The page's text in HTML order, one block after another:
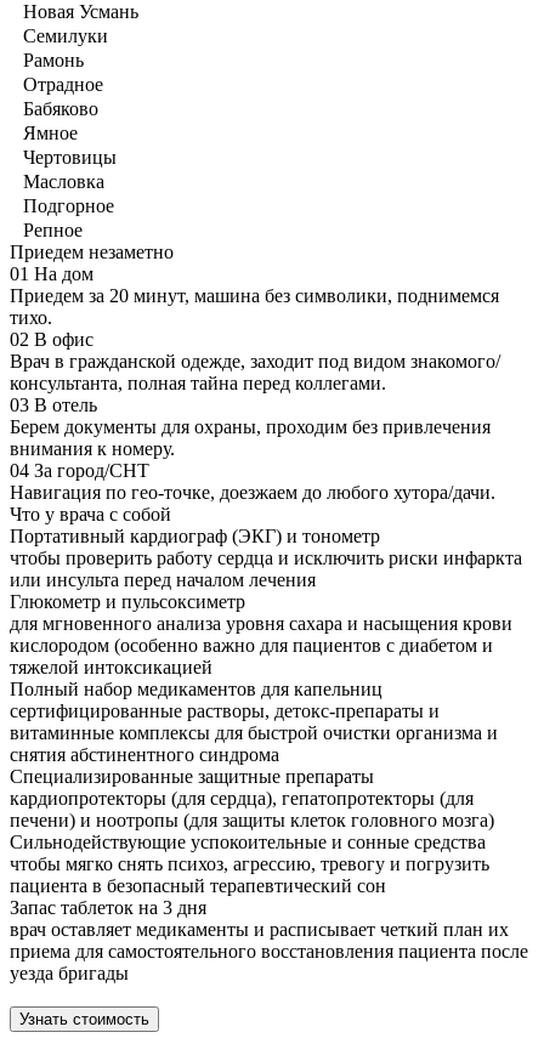
Новая Усмань
Семилуки
Рамонь
Отрадное
Бабяково
Ямное
Чертовицы
Масловка
Подгорное
Репное
Приедем незаметно
01 На дом
Приедем за 20 минут, машина без символики, поднимемся
тихо.
02 В офис
Врач в гражданской одежде, заходит под видом знакомого/
консультанта, полная тайна перед коллегами.
03 В отель
Берем документы для охраны, проходим без привлечения
внимания к номеру.
04 За город/СНТ
Навигация по гео-точке, доезжаем до любого хутора/дачи.
Что у врача с собой
Портативный кардиограф (ЭКГ) и тонометр
чтобы проверить работу сердца и исключить риски инфаркта
или инсульта перед началом лечения
Глюкометр и пульсоксиметр
для мгновенного анализа уровня сахара и насыщения крови
кислородом (особенно важно для пациентов с диабетом и
тяжелой интоксикацией
Полный набор медикаментов для капельниц
сертифицированные растворы, детокс-препараты и
витаминные комплексы для быстрой очистки организма и
снятия абстинентного синдрома
Специализированные защитные препараты
кардиопротекторы (для сердца), гепатопротекторы (для
печени) и ноотропы (для защиты клеток головного мозга)
Сильнодействующие успокоительные и сонные средства
чтобы мягко снять психоз, агрессию, тревогу и погрузить
пациента в безопасный терапевтический сон
Запас таблеток на 3 дня
врач оставляет медикаменты и расписывает четкий план их
приема для самостоятельного восстановления пациента после
уезда бригады
Узнать стоимость